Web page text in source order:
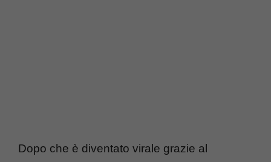
Dopo che è diventato virale grazie al